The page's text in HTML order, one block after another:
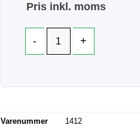
Pris inkl. moms
Varenummer 1412